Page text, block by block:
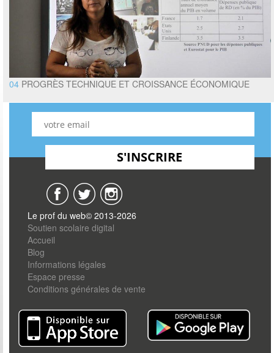
04 PROGRÈS TECHNIQUE ET CROISSANCE ÉCONOMIQUE
Le prof du web© 2013-2026
Soutien scolaire digital
Accueil
Blog
Informations légales
Espace presse
Conditions générales de vente